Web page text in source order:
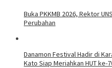
Buka PKKMB 2026, Rektor
Perubahan
Danamon Festival Hadir di
Kato Siap Meriahkan HUT ke-